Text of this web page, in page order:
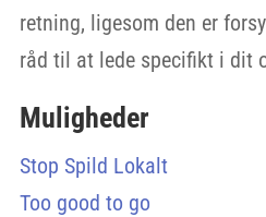
retning, ligesom den er
råd til at lede specifikt i dit
Muligheder
Stop Spild Lokalt
Too good to go